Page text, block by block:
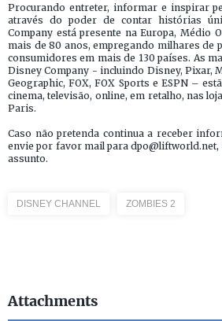
Procurando entreter, informar e inspirar
através do poder de contar histórias
Company está presente na Europa, Médio
mais de 80 anos, empregando milhares de
consumidores em mais de 130 países. As
Disney Company - incluindo Disney, Pixar,
Geographic, FOX, FOX Sports e ESPN –
cinema, televisão, online, em retalho, nas
Paris.
Caso não pretenda continua a receber
envie por favor mail para
assunto.
DISNEY CHANNEL ZOMBIES 2
Attachments